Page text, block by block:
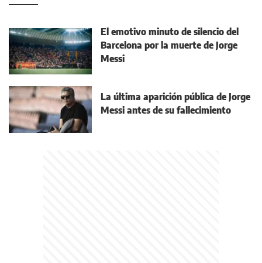
El emotivo minuto de silencio del
Barcelona por la muerte de Jorge
Messi
La última aparición pública de Jorge
Messi antes de su fallecimiento